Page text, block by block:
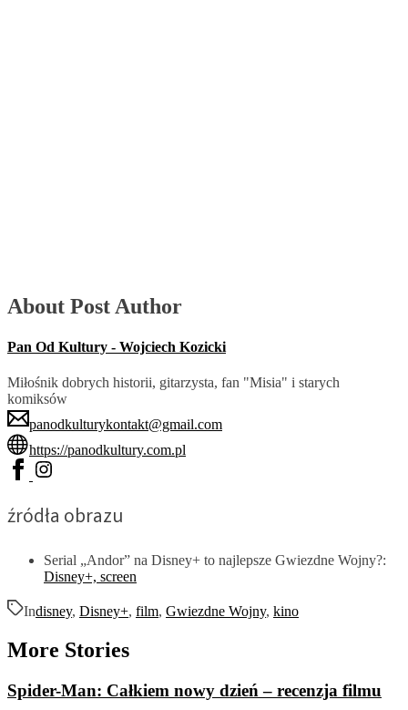
About Post Author
Pan Od Kultury - Wojciech Kozicki
Miłośnik dobrych historii, gitarzysta, fan "Misia" i starych
komiksów
panodkulturykontakt@gmail.com
https://panodkultury.com.pl
źródła obrazu
Serial „Andor” na Disney+ to najlepsze Gwiezdne Wojny?:
Disney+, screen
Indisney, Disney+, film, Gwiezdne Wojny, kino
More Stories
Spider-Man: Całkiem nowy dzień – recenzja filmu